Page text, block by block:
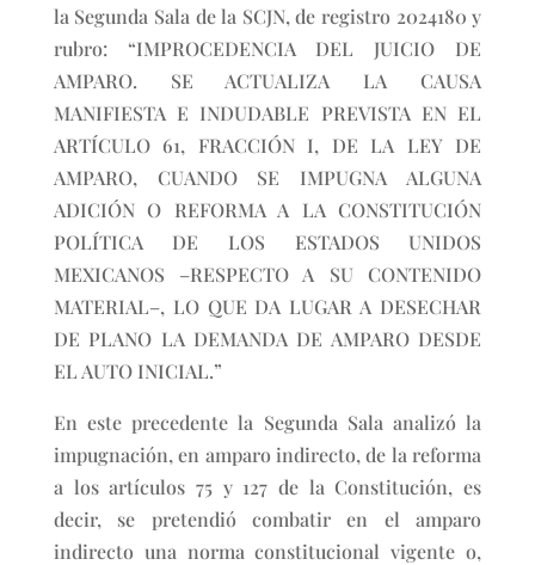
la Segunda Sala de la SCJN, de registro 2024180 y
rubro: “IMPROCEDENCIA DEL JUICIO DE
AMPARO. SE ACTUALIZA LA CAUSA
MANIFIESTA E INDUDABLE PREVISTA EN EL
ARTÍCULO 61, FRACCIÓN I, DE LA LEY DE
AMPARO, CUANDO SE IMPUGNA ALGUNA
ADICIÓN O REFORMA A LA CONSTITUCIÓN
POLÍTICA DE LOS ESTADOS UNIDOS
MEXICANOS –RESPECTO A SU CONTENIDO
MATERIAL–, LO QUE DA LUGAR A DESECHAR
DE PLANO LA DEMANDA DE AMPARO DESDE
EL AUTO INICIAL.”
En este precedente la Segunda Sala analizó la
impugnación, en amparo indirecto, de la reforma
a los artículos 75 y 127 de la Constitución, es
decir, se pretendió combatir en el amparo
indirecto una norma constitucional vigente o,